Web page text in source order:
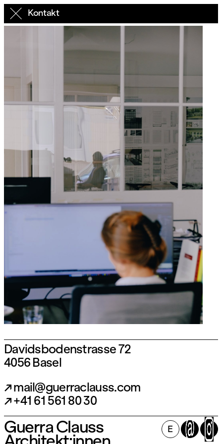
Kontakt
Davidsbodenstrasse 72
4056 Basel
mail@guerraclauss.com
+41 61 561 80 30
Folge uns auf Instagram:
@guerraclauss
Guerra Clauss E